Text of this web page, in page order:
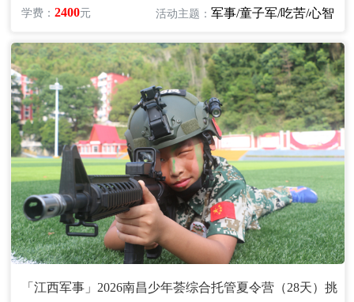
学费：2400元 活动主题： 军事/童子军/吃苦/心智
「江西军事」2026南昌少年荟综合托管夏令营（28天）挑